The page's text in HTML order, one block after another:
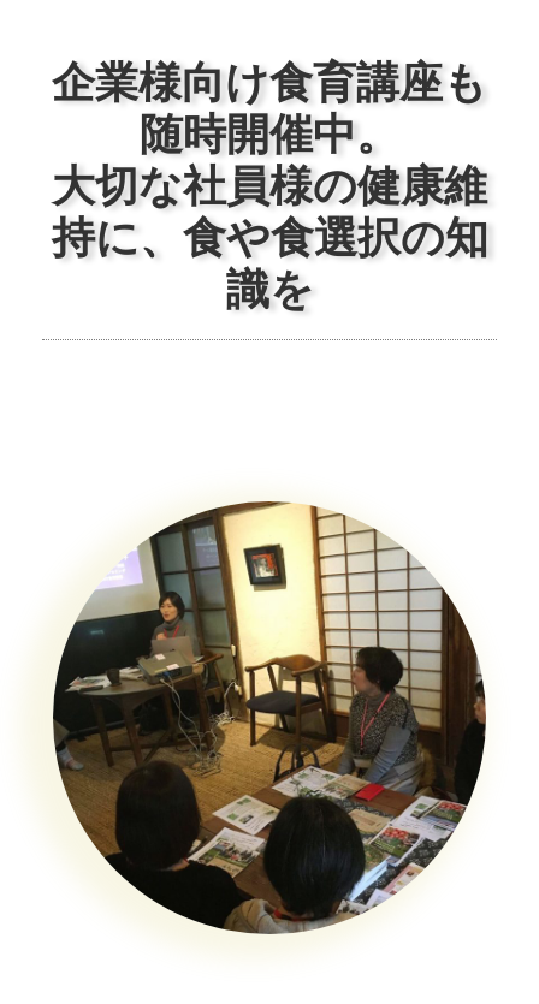
企業様向け食育講座も
随時開催中。
大切な社員様の健康維
持に、食や食選択の知
識を